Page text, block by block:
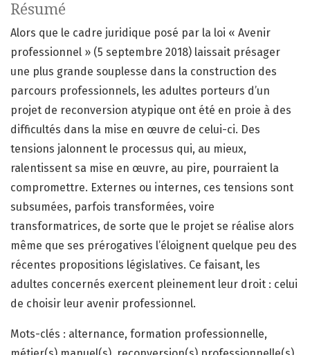
Résumé
Alors que le cadre juridique posé par la loi « Avenir
professionnel » (5 septembre 2018) laissait présager
une plus grande souplesse dans la construction des
parcours professionnels, les adultes porteurs d’un
projet de reconversion atypique ont été en proie à des
difficultés dans la mise en œuvre de celui-ci. Des
tensions jalonnent le processus qui, au mieux,
ralentissent sa mise en œuvre, au pire, pourraient la
compromettre. Externes ou internes, ces tensions sont
subsumées, parfois transformées, voire
transformatrices, de sorte que le projet se réalise alors
même que ses prérogatives l’éloignent quelque peu des
récentes propositions législatives. Ce faisant, les
adultes concernés exercent pleinement leur droit : celui
de choisir leur avenir professionnel.
Mots-clés : alternance, formation professionnelle,